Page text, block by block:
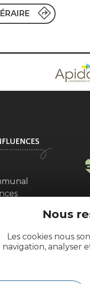
Nous
Les cookies nous
navigation, analyser